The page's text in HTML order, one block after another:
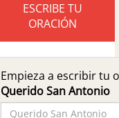
ESCRIBE TU
ORACIÓN
Empieza a escribir tu
Querido San Antonio